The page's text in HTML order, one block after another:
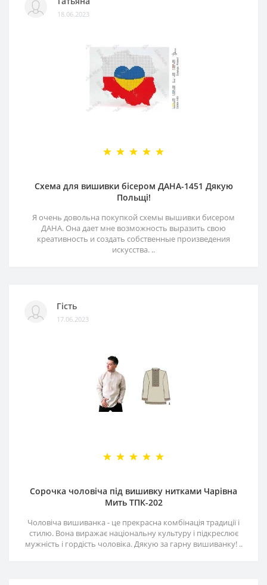
18.06.2023
Схема для вишивки бісером ДАНА-1451 Дякую
Польщі!
Я очень довольна покупкой схемы вышивки бисером
ДАНА. Она дает мне возможность выразить свою
креативность и создать собственные произведения
искусства. ..
Гість
17.06.2023
Сорочка чоловіча під вишивку нитками Чарівна
Мить ТПК-202
Чоловіча вишиванка - це прекрасна комбінація традиції і
стилю. Вона виражає національну культуру і підкреслює
мужність і гордість чоловіка. Дякую за гарну вишиванку! ..